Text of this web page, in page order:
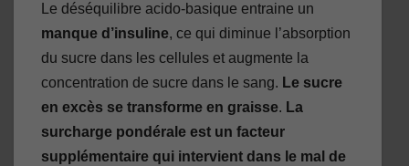
Le déséquilibre acido-basique entraine un
manque d’insuline, ce qui diminue l’absorption
du sucre dans les cellules et augmente la
concentration de sucre dans le sang. Le sucre
en excès se transforme en graisse. La
surcharge pondérale est un facteur
supplémentaire qui intervient dans le mal de